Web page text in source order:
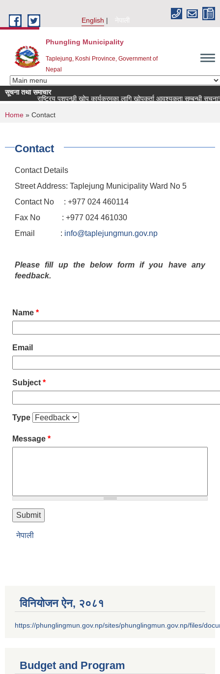
English
नेपाली
Phungling Municipality
Taplejung, Koshi Province, Government of
Nepal
सूचना तथा समाचार
राष्ट्रिय पशुपन्छी खोप कार्यक्रमका लागि खोपकर्ता आवश्यकता सम्बन्धी सूचना!
You are here
Home » Contact
Contact
Contact Details
Street Address: Taplejung Municipality Ward No 5
Contact No : +977 024 460114
Fax No : +977 024 461030
Email : info@taplejungmun.gov.np
Please fill up the below form if you have any
feedback.
Name *
Email
Subject *
Type
Message *
नेपाली
विनियोजन ऐन‚ २०८१
https://phunglingmun.gov.np/sites/phunglingmun.gov.np/files/
Budget and Program